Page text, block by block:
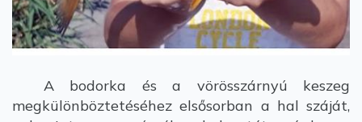
A bodorka és a vörösszárnyú keszeg
megkülönböztetéséhez elsősorban a hal száját,